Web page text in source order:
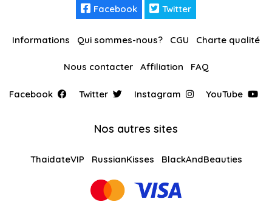
Facebook Twitter
Informations Qui sommes-nous? CGU Charte qualité
Nous contacter Affiliation FAQ
Facebook Twitter Instagram YouTube
Nos autres sites
ThaidateVIP RussianKisses BlackAndBeauties